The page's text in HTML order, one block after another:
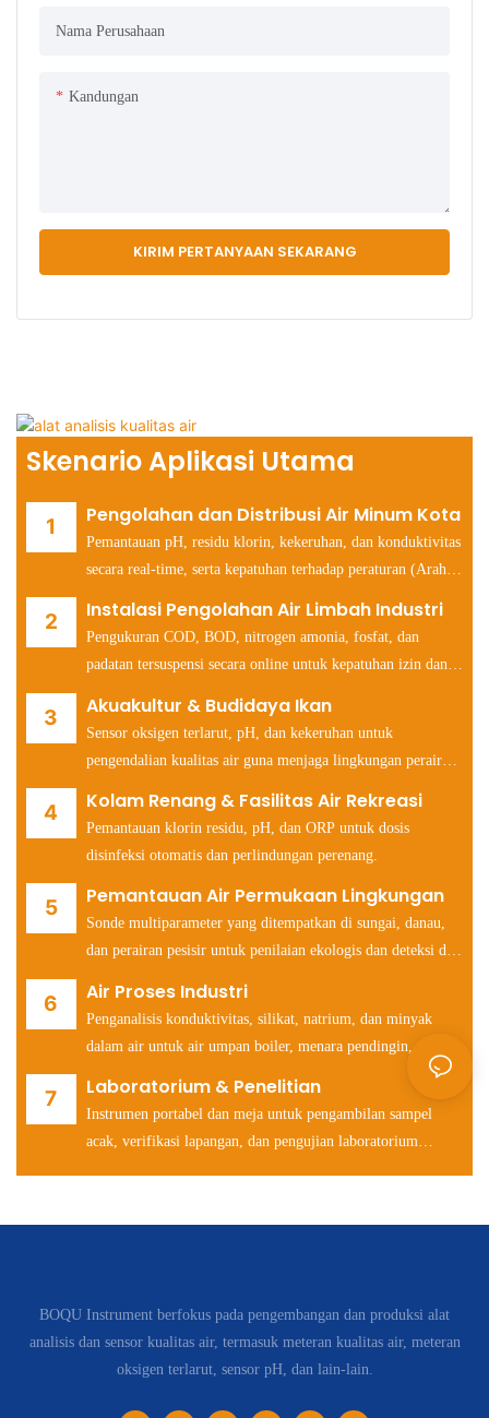
Nama Perusahaan
Kandungan
KIRIM PERTANYAAN SEKARANG
Skenario Aplikasi Utama
Pengolahan dan Distribusi Air Minum Kota
Pemantauan pH, residu klorin, kekeruhan, dan konduktivitas
secara real-time, serta kepatuhan terhadap peraturan (Arahan
Instalasi Pengolahan Air Limbah Industri
Pengukuran COD, BOD, nitrogen amonia, fosfat, dan
padatan tersuspensi secara online untuk kepatuhan izin dan
Akuakultur & Budidaya Ikan
Sensor oksigen terlarut, pH, dan kekeruhan untuk
pengendalian kualitas air guna menjaga lingkungan perairan
Kolam Renang & Fasilitas Air Rekreasi
Pemantauan klorin residu, pH, dan ORP untuk dosis
disinfeksi otomatis dan perlindungan perenang.
Pemantauan Air Permukaan Lingkungan
Sonde multiparameter yang ditempatkan di sungai, danau,
dan perairan pesisir untuk penilaian ekologis dan deteksi dini
Air Proses Industri
Penganalisis konduktivitas, silikat, natrium, dan minyak
dalam air untuk air umpan boiler, menara pendingin, dan
Laboratorium & Penelitian
Instrumen portabel dan meja untuk pengambilan sampel
acak, verifikasi lapangan, dan pengujian laboratorium
BOQU Instrument berfokus pada pengembangan dan produksi alat
analisis dan sensor kualitas air, termasuk meteran kualitas air, meteran
oksigen terlarut, sensor pH, dan lain-lain.